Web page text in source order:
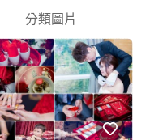
分類圖片